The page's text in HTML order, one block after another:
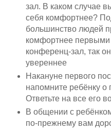
зал. В каком случае
себя комфортнее?
большинство людей
комфортнее первыми
конференц-зал, так
увереннее
Накануне первого
напомните ребёнку
Ответьте на все его
В общении с
по-прежнему вам